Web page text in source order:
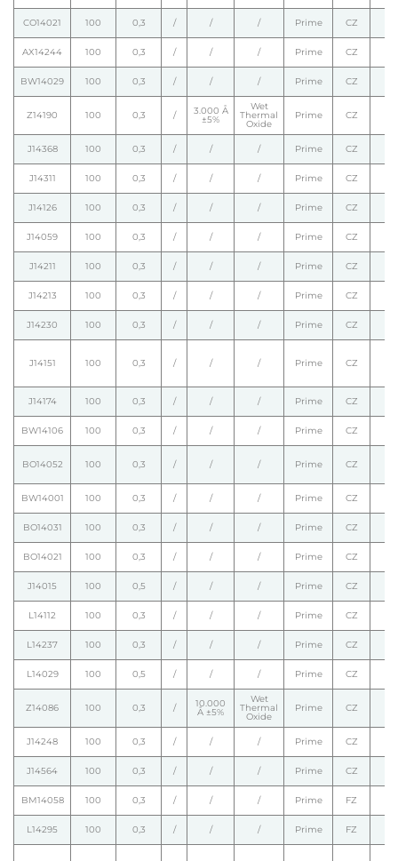
CO14021 100 0,3 / / / Prime CZ
AX14244 100 0,3 / / / Prime CZ
BW14029 100 0,3 / / / Prime CZ
Z14190 100 0,3 / 3.000 Å
±5%
Wet
Thermal
Oxide
Prime CZ
J14368 100 0,3 / / / Prime CZ
J14311 100 0,3 / / / Prime CZ
J14126 100 0,3 / / / Prime CZ
J14059 100 0,3 / / / Prime CZ
J14211 100 0,3 / / / Prime CZ
J14213 100 0,3 / / / Prime CZ
J14230 100 0,3 / / / Prime CZ
J14151 100 0,3 / / / Prime CZ
J14174 100 0,3 / / / Prime CZ
BW14106 100 0,3 / / / Prime CZ
BO14052 100 0,3 / / / Prime CZ
BW14001 100 0,3 / / / Prime CZ
BO14031 100 0,3 / / / Prime CZ
BO14021 100 0,3 / / / Prime CZ
J14015 100 0,5 / / / Prime CZ
L14112 100 0,3 / / / Prime CZ
L14237 100 0,3 / / / Prime CZ
L14029 100 0,5 / / / Prime CZ
Z14086 100 0,3 / 10.000
Å ±5%
Wet
Thermal
Oxide
Prime CZ
J14248 100 0,3 / / / Prime CZ
J14564 100 0,3 / / / Prime CZ
BM14058 100 0,3 / / / Prime FZ
L14295 100 0,3 / / / Prime FZ